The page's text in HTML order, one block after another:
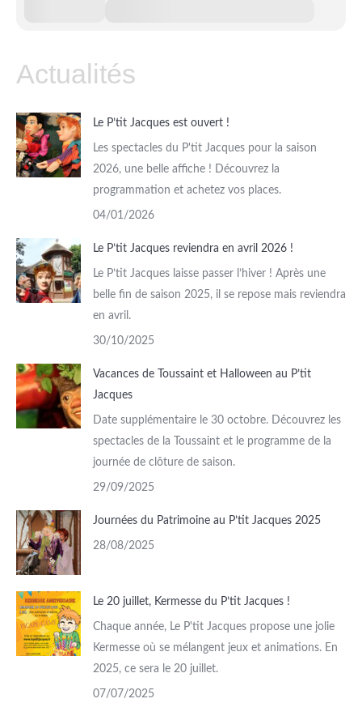
Actualités
Le P’tit Jacques est ouvert !
Les spectacles du P'tit Jacques pour la saison
2026, une belle affiche ! Découvrez la
programmation et achetez vos places.
04/01/2026
Le P’tit Jacques reviendra en avril 2026 !
Le P’tit Jacques laisse passer l’hiver ! Après une
belle fin de saison 2025, il se repose mais reviendra
en avril.
30/10/2025
Vacances de Toussaint et Halloween au P’tit
Jacques
Date supplémentaire le 30 octobre. Découvrez les
spectacles de la Toussaint et le programme de la
journée de clôture de saison.
29/09/2025
Journées du Patrimoine au P’tit Jacques 2025
28/08/2025
Le 20 juillet, Kermesse du P’tit Jacques !
Chaque année, Le P'tit Jacques propose une jolie
Kermesse où se mélangent jeux et animations. En
2025, ce sera le 20 juillet.
07/07/2025